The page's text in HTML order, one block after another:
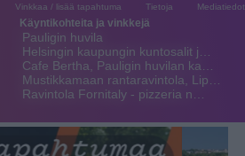
Vinkkaa / lisää tapahtuma Tietoja Mediatiedot
Käyntikohteita ja vinkkejä
Pauligin huvila
Helsingin kaupungin kuntosalit j…
Cafe Bertha, Pauligin huvilan ka…
Mustikkamaan rantaravintola, Lip…
Ravintola Fornitaly - pizzeria n…